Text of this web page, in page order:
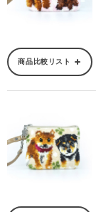
商品比較リスト